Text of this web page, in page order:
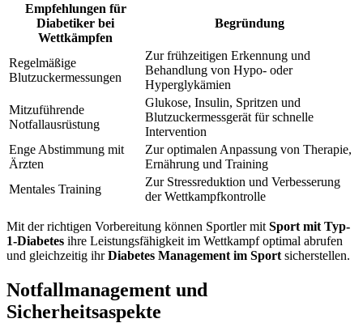
Empfehlungen für
Diabetiker bei
Wettkämpfen
Begründung
Regelmäßige
Blutzuckermessungen
Zur frühzeitigen Erkennung und
Behandlung von Hypo- oder
Hyperglykämien
Mitzuführende
Notfallausrüstung
Glukose, Insulin, Spritzen und
Blutzuckermessgerät für schnelle
Intervention
Enge Abstimmung mit
Ärzten
Zur optimalen Anpassung von Therapie,
Ernährung und Training
Mentales Training
Zur Stressreduktion und Verbesserung
der Wettkampfkontrolle
Mit der richtigen Vorbereitung können Sportler mit Sport mit Typ-
1-Diabetes ihre Leistungsfähigkeit im Wettkampf optimal abrufen
und gleichzeitig ihrDiabetes Management im Sport sicherstellen.
Notfallmanagement und
Sicherheitsaspekte